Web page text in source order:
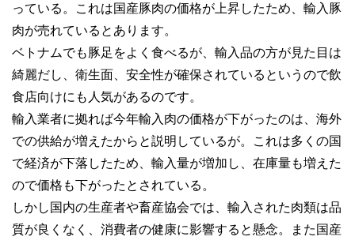
っている。これは国産豚肉の価格が上昇したため、輸入豚
肉が売れているとあります。
ベトナムでも豚足をよく食べるが、輸入品の方が見た目は
綺麗だし、衛生面、安全性が確保されているというので飲
食店向けにも人気があるのです。
輸入業者に拠れば今年輸入肉の価格が下がったのは、海外
での供給が増えたからと説明しているが。これは多くの国
で経済が下落したため、輸入量が増加し、在庫量も増えた
ので価格も下がったとされている。
しかし国内の生産者や畜産協会では、輸入された肉類は品
質が良くなく、消費者の健康に影響すると懸念。また国産